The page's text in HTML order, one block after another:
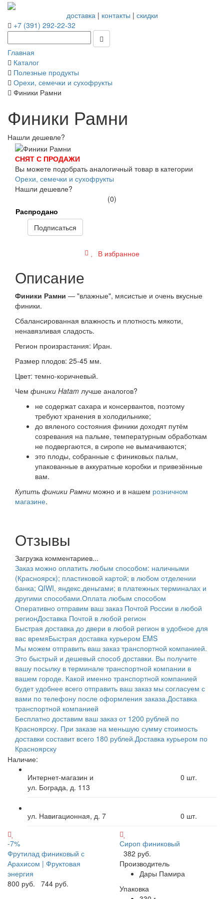
доставка| контакты | скидки
+7 (391) 292-22-32
Главная
Каталог
Полезные продукты
Орехи, семечки и сухофрукты
Финики Рамни
Финики Рамни
Нашли дешевле?
СНЯТ С ПРОДАЖИ
Вы можете подобрать аналогичный товар в категории
Орехи, семечки и сухофрукты
Нашли дешевле?
(0)
Распродано
Подписаться
В избранное
Описание
Финики Рамни — "влажные", мясистые и очень вкусные
финики.
Сбалансированная влажность и плотность мякоти,
ненавязливая сладость.
Регион произрастания: Иран.
Размер плодов: 25-45 мм.
Цвет: темно-коричневый.
Чем финики Hatam лучше аналогов?
не содержат сахара и консервантов, поэтому
требуют хранения в холодильнике;
до вяленого состояния финики доходят путём
созревания на пальме, температурным обработкам
не подвергаются, в сиропе не вымачиваются;
это плоды, собранные с финиковых пальм,
упакованные в аккуратные коробки и привезённые
вам.
Купить финики Рамни можно и в нашем розничном
магазине.
Отзывы
Загрузка комментариев...
Заказ можно оплатить любым способом: наличными
(Красноярск); пластиковой картой; в любом отделении
банка; QIWI, яндекс.деньгами; в платежных терминалах и
другими способами.Оплата любым способом
Оперативно отправим ваш заказ Почтой России в любой
регионДоставка Почтой в любой регион
Быстрая доставка до двери в любой регион в удобное для
вас времяБыстрая доставка курьером EMS
Мы можем отправить ваш заказ транспортной компанией.
Это быстрый и дешевый способ доставки. Вы получите
вашу посылку в терминале транспортной компании в
вашем городе. Какой именно транспортной компанией
будет удобнее всего отправить ваш заказ мы согласуем с
вами по телефону после оформления заказа.Доставка
транспортной компанией
Бесплатно доставим ваш заказ от 1200 рублей по
Красноярску. При заказе на меньшую сумму стоимость
доставки составит всего 180 рублей.Доставка курьером по
Красноярску
Наличие:
Интернет-магазин и
ул. Бограда, д. 113
0 шт.
ул. Навигационная, д. 7 0 шт.
-7%
Фрутилад финиковый с
Арахисом | Фруктовая
энергия
800 руб.
744 руб.
Сироп финиковый
382 руб.
Производитель
Дары Памира
Упаковка